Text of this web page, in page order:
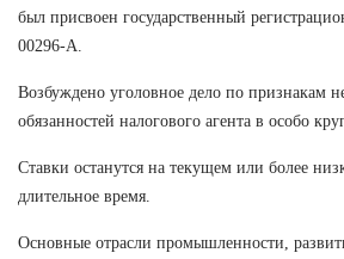
был присвоен государственный
00296-А.
Возбуждено уголовное дело по признакам
обязанностей налогового агента в особо
Ставки останутся на текущем или более
длительное время.
Основные отрасли промышленности,